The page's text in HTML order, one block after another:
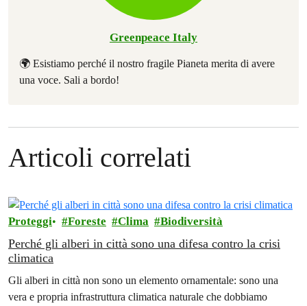
Greenpeace Italy
🌍 Esistiamo perché il nostro fragile Pianeta merita di avere
una voce. Sali a bordo!
Articoli correlati
Proteggi Foreste Clima Biodiversità
Perché gli alberi in città sono una difesa contro la crisi
climatica
Gli alberi in città non sono un elemento ornamentale: sono una
vera e propria infrastruttura climatica naturale che dobbiamo